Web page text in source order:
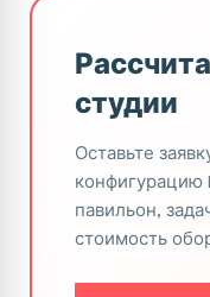
студии
Оставьте
конфигурацию
павильон,
стоимость